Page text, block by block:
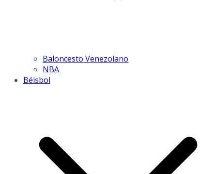
Baloncesto Venezolano
NBA
Béisbol